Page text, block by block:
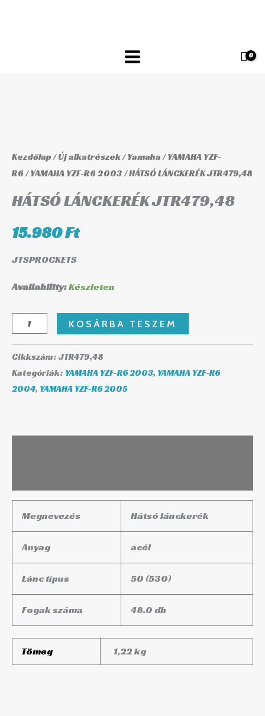
Kezdőlap/Új alkatrészek/Yamaha/YAMAHA YZF-
R6/YAMAHA YZF-R6 2003/ HÁTSÓ LÁNCKERÉK JTR479,48
HÁTSÓ LÁNCKERÉK JTR479,48
15.980Ft
JTSPROCKETS
Availability:Készleten
JTR479,48
mennyiség
KOSÁRBA TESZEM
Cikkszám: JTR479,48
Kategóriák: YAMAHA YZF-R6 2003, YAMAHA YZF-R6
2004, YAMAHA YZF-R6 2005
Megnevezés Hátsó lánckerék
Anyag acél
Lánc típus 50 (530)
Fogak száma 48.0 db
Tömeg 1,22 kg